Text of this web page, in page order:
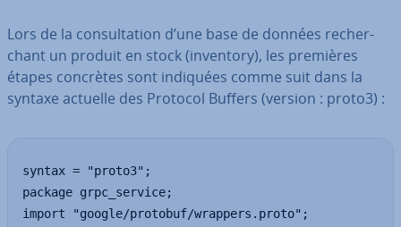
Lors de la con­sul­ta­tion d’une base de données re­cher­
chant un produit en stock (inventory), les premières
étapes concrètes sont indiquées comme suit dans la
syntaxe actuelle des Protocol Buffers (version : proto3) :
syntax = "proto3";
package grpc_service;
import "google/protobuf/wrappers.proto";